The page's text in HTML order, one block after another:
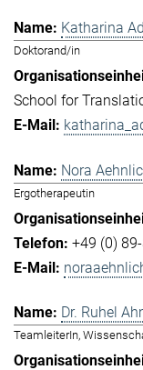
Katharina
Doktorand/in
School for
Nora
Ergotherapeutin
+49 (0)
Dr. Ruhel
TeamleiterIn,